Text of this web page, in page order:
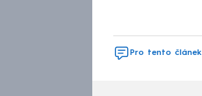
Pro tento